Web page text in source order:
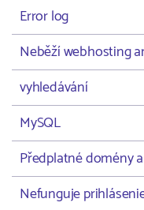
Error log
Neběží webhosting
vyhledávání
MySQL
Předplatné domény
Nefunguje